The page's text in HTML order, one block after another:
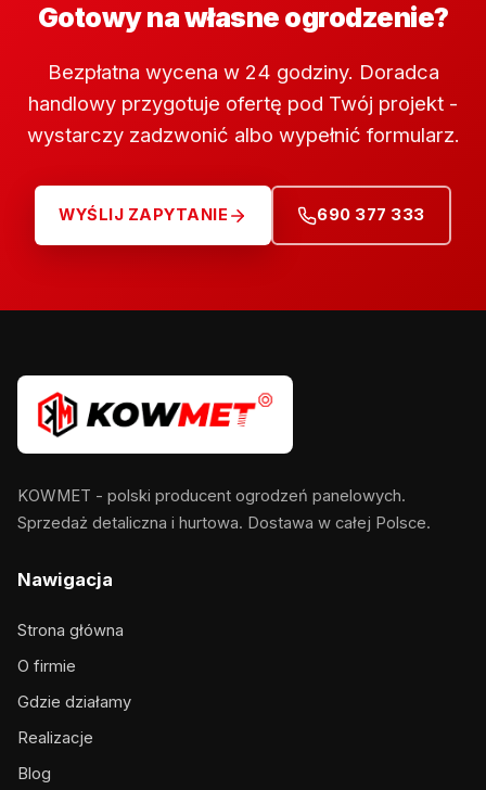
Gotowy na własne ogrodzenie?
Bezpłatna wycena w 24 godziny. Doradca
handlowy przygotuje ofertę pod Twój projekt -
wystarczy zadzwonić albo wypełnić formularz.
WYŚLIJ ZAPYTANIE 690 377 333
KOWMET - polski producent ogrodzeń panelowych.
Sprzedaż detaliczna i hurtowa. Dostawa w całej Polsce.
Nawigacja
Strona główna
O firmie
Gdzie działamy
Realizacje
Blog